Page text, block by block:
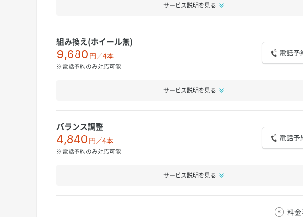
サービス説明を見る
組み換え(ホイール無)
9,680 円／4本
※電話予約のみ対応可能
電話予
サービス説明を見る
バランス調整
4,840 円／4本
※電話予約のみ対応可能
電話予
サービス説明を見る
料